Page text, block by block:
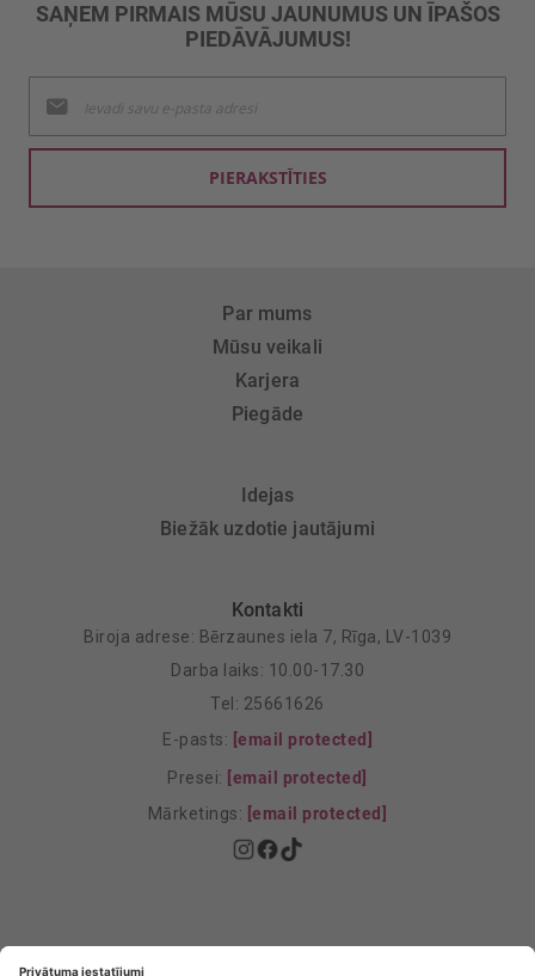
SAŅEM PIRMAIS MŪSU JAUNUMUS UN ĪPAŠOS
PIEDĀVĀJUMUS!
jaunumu
saņemšanai:
PIERAKSTĪTIES
Par mums
Mūsu veikali
Karjera
Piegāde
Idejas
Biežāk uzdotie jautājumi
Kontakti
Biroja adrese: Bērzaunes iela 7, Rīga, LV-1039
Darba laiks: 10.00-17.30
Tel: 25661626
E-pasts: [email protected]
Presei: [email protected]
Mārketings: [email protected]